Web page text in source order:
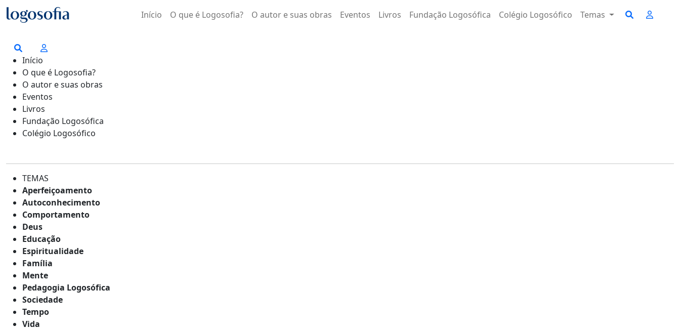
Início O que é Logosofia? O autor e suas obras Eventos Livros Fundação Logosófica Colégio Logosófico Temas
Início
O que é Logosofia?
O autor e suas obras
Eventos
Livros
Fundação Logosófica
Colégio Logosófico
TEMAS
Aperfeiçoamento
Autoconhecimento
Comportamento
Deus
Educação
Espiritualidade
Família
Mente
Pedagogia Logosófica
Sociedade
Tempo
Vida